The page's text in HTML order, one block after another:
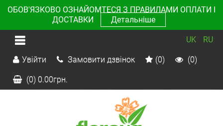
ОБОВ'ЯЗКОВО ОЗНАЙОМТЕСЯ З ПРАВИЛАМИ ОПЛАТИ І
ДОСТАВКИ
Детальніше
UK RU
Увійти Замовити дзвінок (0) (0)
(0) 0.00грн.